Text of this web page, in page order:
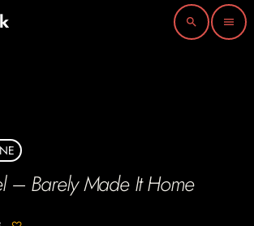
search menu
– Barely Made It Home